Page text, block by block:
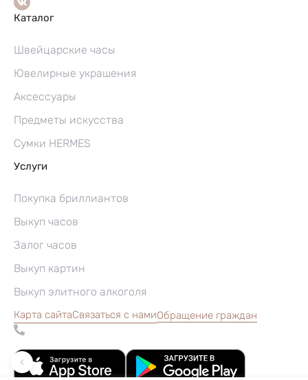
Каталог
Швейцарские часы
Ювелирные украшения
Аксессуары
Предметы искусства
Сумки HERMES
Услуги
Покупка бриллиантов
Выкуп часов
Залог часов
Выкуп картин
Выкуп элитного алкоголя
Карта сайтаСвязаться с намиОбращение граждан